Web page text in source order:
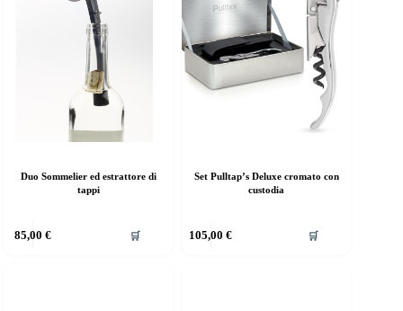
Duo Sommelier ed estrattore di
tappi
85,00 € 🛒
Set Pulltap’s Deluxe cromato con
custodia
105,00€ 🛒